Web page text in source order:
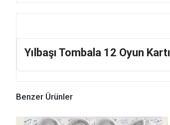
Yılbaşı Tombala 12 Oyun Kartı
Benzer Ürünler